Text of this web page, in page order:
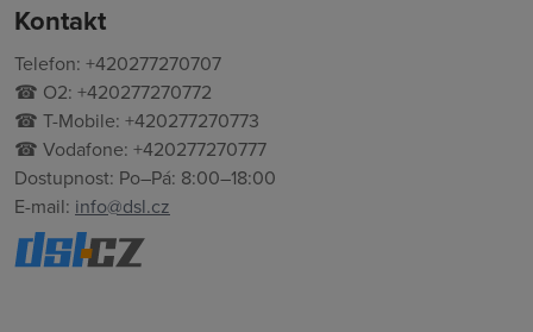
Kontakt
Telefon: +420277270707
☎ O2: +420277270772
☎ T-Mobile: +420277270773
☎ Vodafone: +420277270777
Dostupnost: Po–Pá: 8:00–18:00
E-mail: info@dsl.cz